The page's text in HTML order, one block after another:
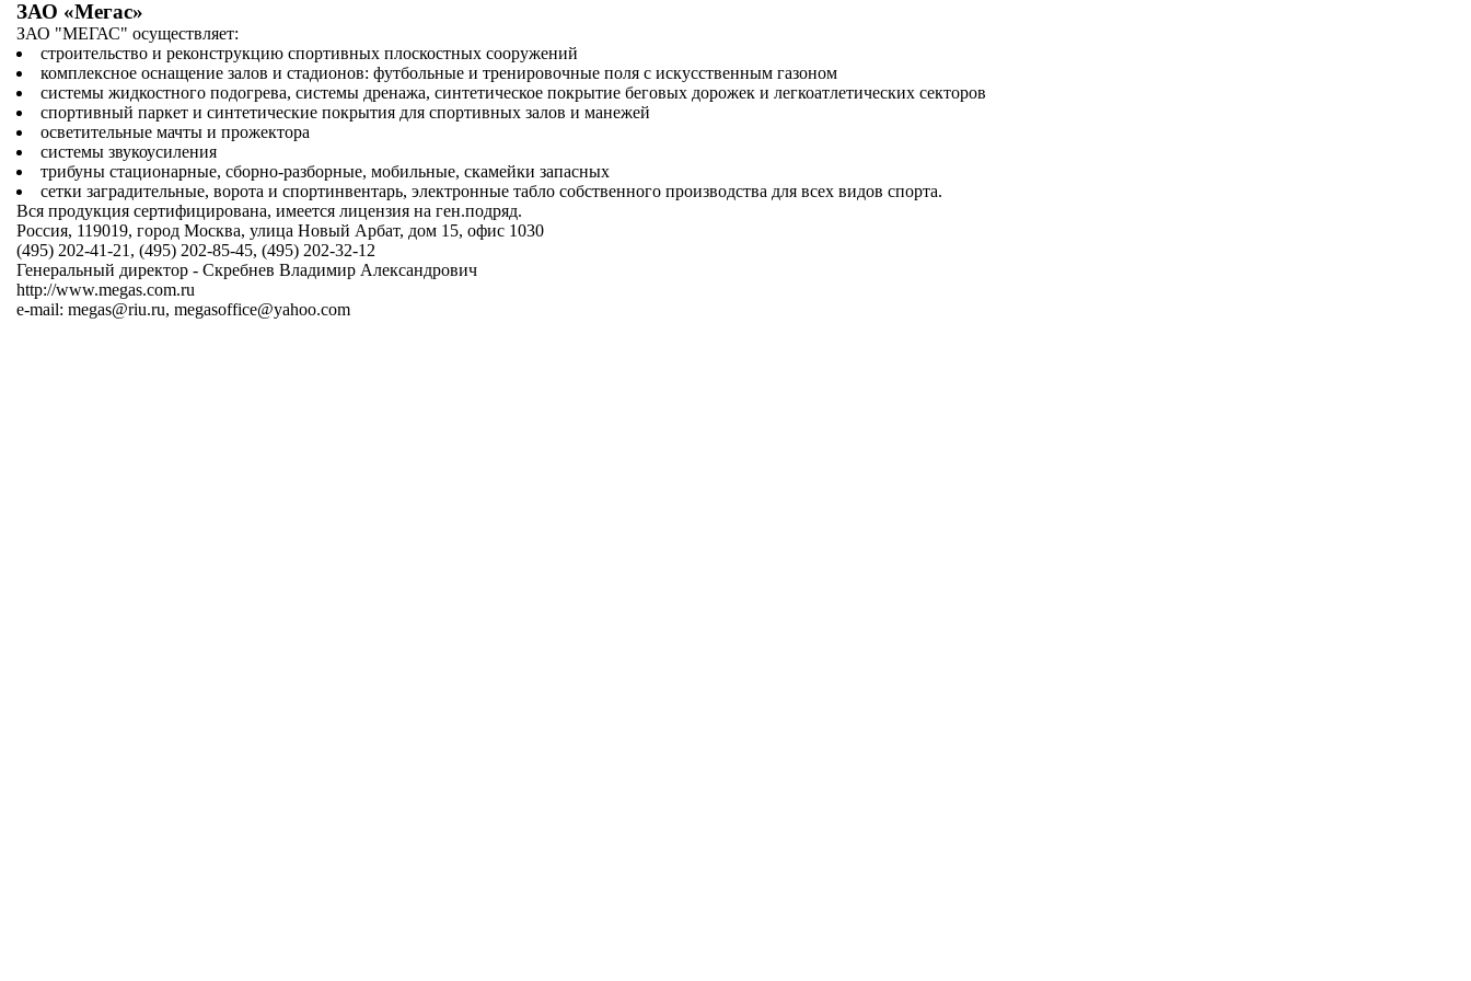
ЗАО «Мегас»
ЗАО "МЕГАС" осуществляет:
строительство и реконструкцию спортивных плоскостных сооружений
комплексное оснащение залов и стадионов: футбольные и тренировочные поля с искусственным газоном
системы жидкостного подогрева, системы дренажа, синтетическое покрытие беговых дорожек и легкоатлетических секторов
спортивный паркет и синтетические покрытия для спортивных залов и манежей
осветительные мачты и прожектора
системы звукоусиления
трибуны стационарные, сборно-разборные, мобильные, скамейки запасных
сетки заградительные, ворота и спортинвентарь, электронные табло собственного производства для всех видов спорта.
Вся продукция сертифицирована, имеется лицензия на ген.подряд.
Россия, 119019, город Москва, улица Новый Арбат, дом 15, офис 1030
(495) 202-41-21, (495) 202-85-45, (495) 202-32-12
Генеральный директор - Скребнев Владимир Александрович
http://www.megas.com.ru
e-mail: megas@riu.ru, megasoffice@yahoo.com